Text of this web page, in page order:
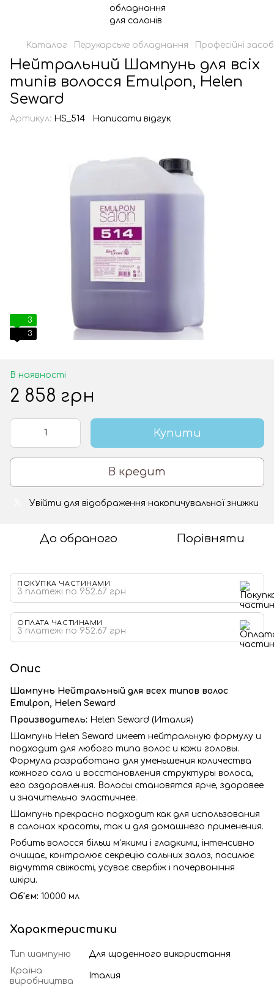
Каталог Перукарське обладнання Професійні
Нейтральний Шампунь для всіх
типів волосся Emulpon, Helen
Seward
Артикул: HS_514 Написати відгук
3
3
В наявності
2 858 грн
Купити
В кредит
Увійти для відображення накопичувальної знижки
До обраного Порівняти
ПОКУПКА ЧАСТИНАМИ
3 платежі по 952.67 грн
ОПЛАТА ЧАСТИНАМИ
3 платежі по 952.67 грн
Опис
Шампунь Нейтральный для всех типов волос
Emulpon, Helen Seward
Производитель: Helen Seward (Италия)
Шампунь Helen Seward имеет нейтральную формулу и
подходит для любого типа волос и кожи головы.
Формула разработана для уменьшения количества
кожного сала и восстановления структуры волоса,
его оздоровления. Волосы становятся ярче, здоровее
и значительно эластичнее.
Шампунь прекрасно подходит как для использования
в салонах красоты, так и для домашнего применения.
Робить волосся більш м'якими і гладкими, інтенсивно
очищає, контролює секрецію сальних залоз, посилює
відчуття свіжості, усуває свербіж і почервоніння
шкіри.
Об'єм: 10000 мл
Характеристики
Тип шампуню
Для щоденного використання
Країна
виробництва
Італия